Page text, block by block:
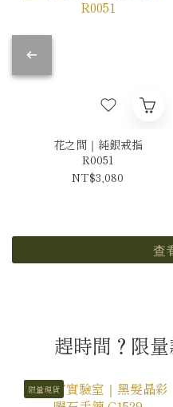
花之間｜純銀戒指
R0051
NT$3,080
查
趕時間？限
限量現貨